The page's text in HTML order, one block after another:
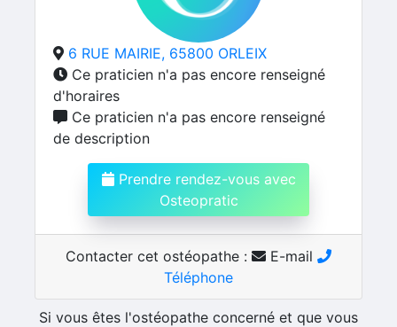
6 RUE MAIRIE, 65800 ORLEIX
Ce praticien n'a pas encore renseigné
d'horaires
Ce praticien n'a pas encore renseigné
de description
Prendre rendez-vous avec
Osteopratic
Contacter cet ostéopathe :
E-mail
Téléphone
Si vous êtes l'ostéopathe concerné et que vous